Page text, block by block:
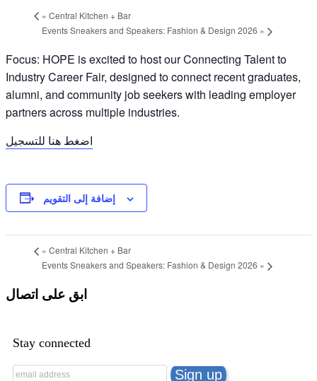
« Central Kitchen + Bar
Events Sneakers and Speakers: Fashion & Design 2026 »
Focus: HOPE is excited to host ourConnecting Talent to
Industry Career Fair, designed to connect recent graduates,
alumni, and community job seekers with leading employer
partners across multiple industries.
اضغط هنا للتسجيل
إضافة إلى التقويم
« Central Kitchen + Bar
Events Sneakers and Speakers: Fashion & Design 2026 »
ابق على اتصال
Stay connected